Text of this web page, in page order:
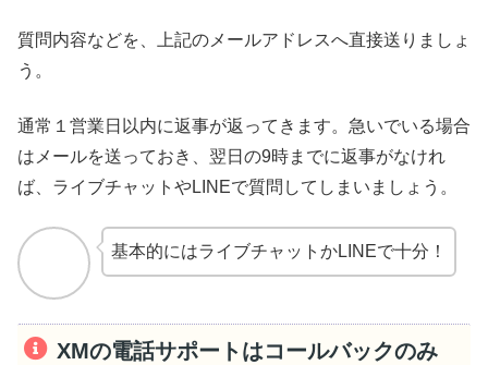
質問内容などを、上記のメールアドレスへ直接送りましょ
う。
通常１営業日以内に返事が返ってきます。急いでいる場合
はメールを送っておき、翌日の9時までに返事がなけれ
ば、ライブチャットやLINEで質問してしまいましょう。
基本的にはライブチャットかLINEで十分！
XMの電話サポートはコールバックのみ